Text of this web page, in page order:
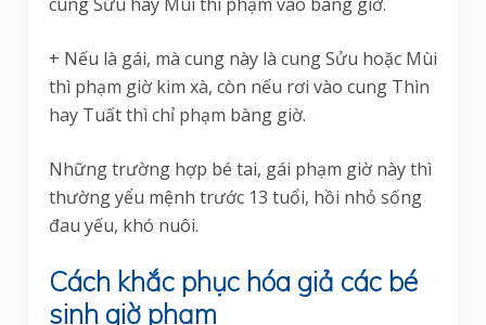
+ Nếu là gái, mà cung này là cung Sửu hoặc Mùi
thì phạm giờ kim xà, còn nếu rơi vào cung Thìn
hay Tuất thì chỉ phạm bàng giờ.
Những trường hợp bé tai, gái phạm giờ này thì
thường yểu mệnh trước 13 tuổi, hồi nhỏ sống
đau yếu, khó nuôi.
Cách khắc phục hóa giả các bé
sinh giờ phạm